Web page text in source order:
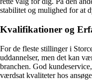
stabilitet og mulighed for at
Kvalifikationer og
For de fleste stillinger i
uddannelser, men det kan
branchen. God
værdsat kvaliteter hos